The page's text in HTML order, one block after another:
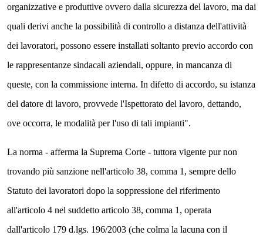
organizzative e produttive ovvero dalla sicurezza del lavoro, ma dai
quali derivi anche la possibilità di controllo a distanza dell'attività
dei lavoratori, possono essere installati soltanto previo accordo con
le rappresentanze sindacali aziendali, oppure, in mancanza di
queste, con la commissione interna. In difetto di accordo, su istanza
del datore di lavoro, provvede l'Ispettorato del lavoro, dettando,
ove occorra, le modalità per l'uso di tali impianti".
La norma - afferma la Suprema Corte - tuttora vigente pur non
trovando più sanzione nell'articolo 38, comma 1, sempre dello
Statuto dei lavoratori dopo la soppressione del riferimento
all'articolo 4 nel suddetto articolo 38, comma 1, operata
dall'articolo 179 d.lgs. 196/2003 (che colma la lacuna con il